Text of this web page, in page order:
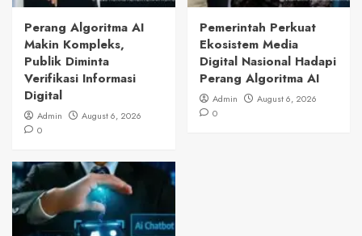
Perang Algoritma AI
Makin Kompleks,
Publik Diminta
Verifikasi Informasi
Digital
Admin
August 6, 2026
0
Pemerintah Perkuat
Ekosistem Media
Digital Nasional Hadapi
Perang Algoritma AI
Admin
August 6, 2026
0